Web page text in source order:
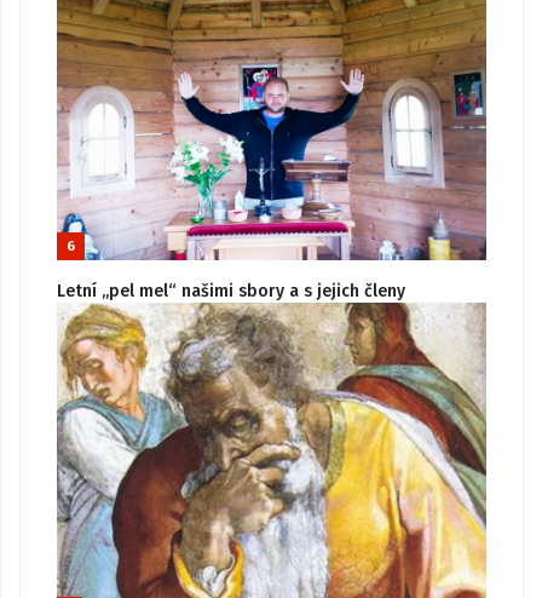
6
Letní „pel mel“ našimi sbory a s jejich členy